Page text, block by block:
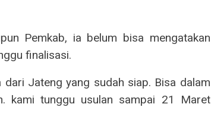
Pemkab, ia belum bisa mengatakan
finalisasi.
dari Jateng yang sudah siap. Bisa dalam
kami tunggu usulan sampai 21 Maret